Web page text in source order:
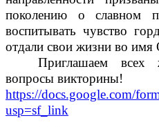
поколению о славном
воспитывать чувство
отдали свои жизни во имя
Приглашаем всех
вопросы викторины!
https://docs.google.com/
usp=sf_link